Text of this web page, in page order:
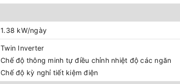
1.38 kW/ngày
Twin Inverter
Chế độ thông minh tự điều chỉnh nhiệt độ các ngăn
Chế độ kỳ nghỉ tiết kiệm điện